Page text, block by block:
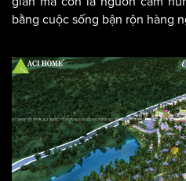
bằng cuộc sống bận rộn hàng